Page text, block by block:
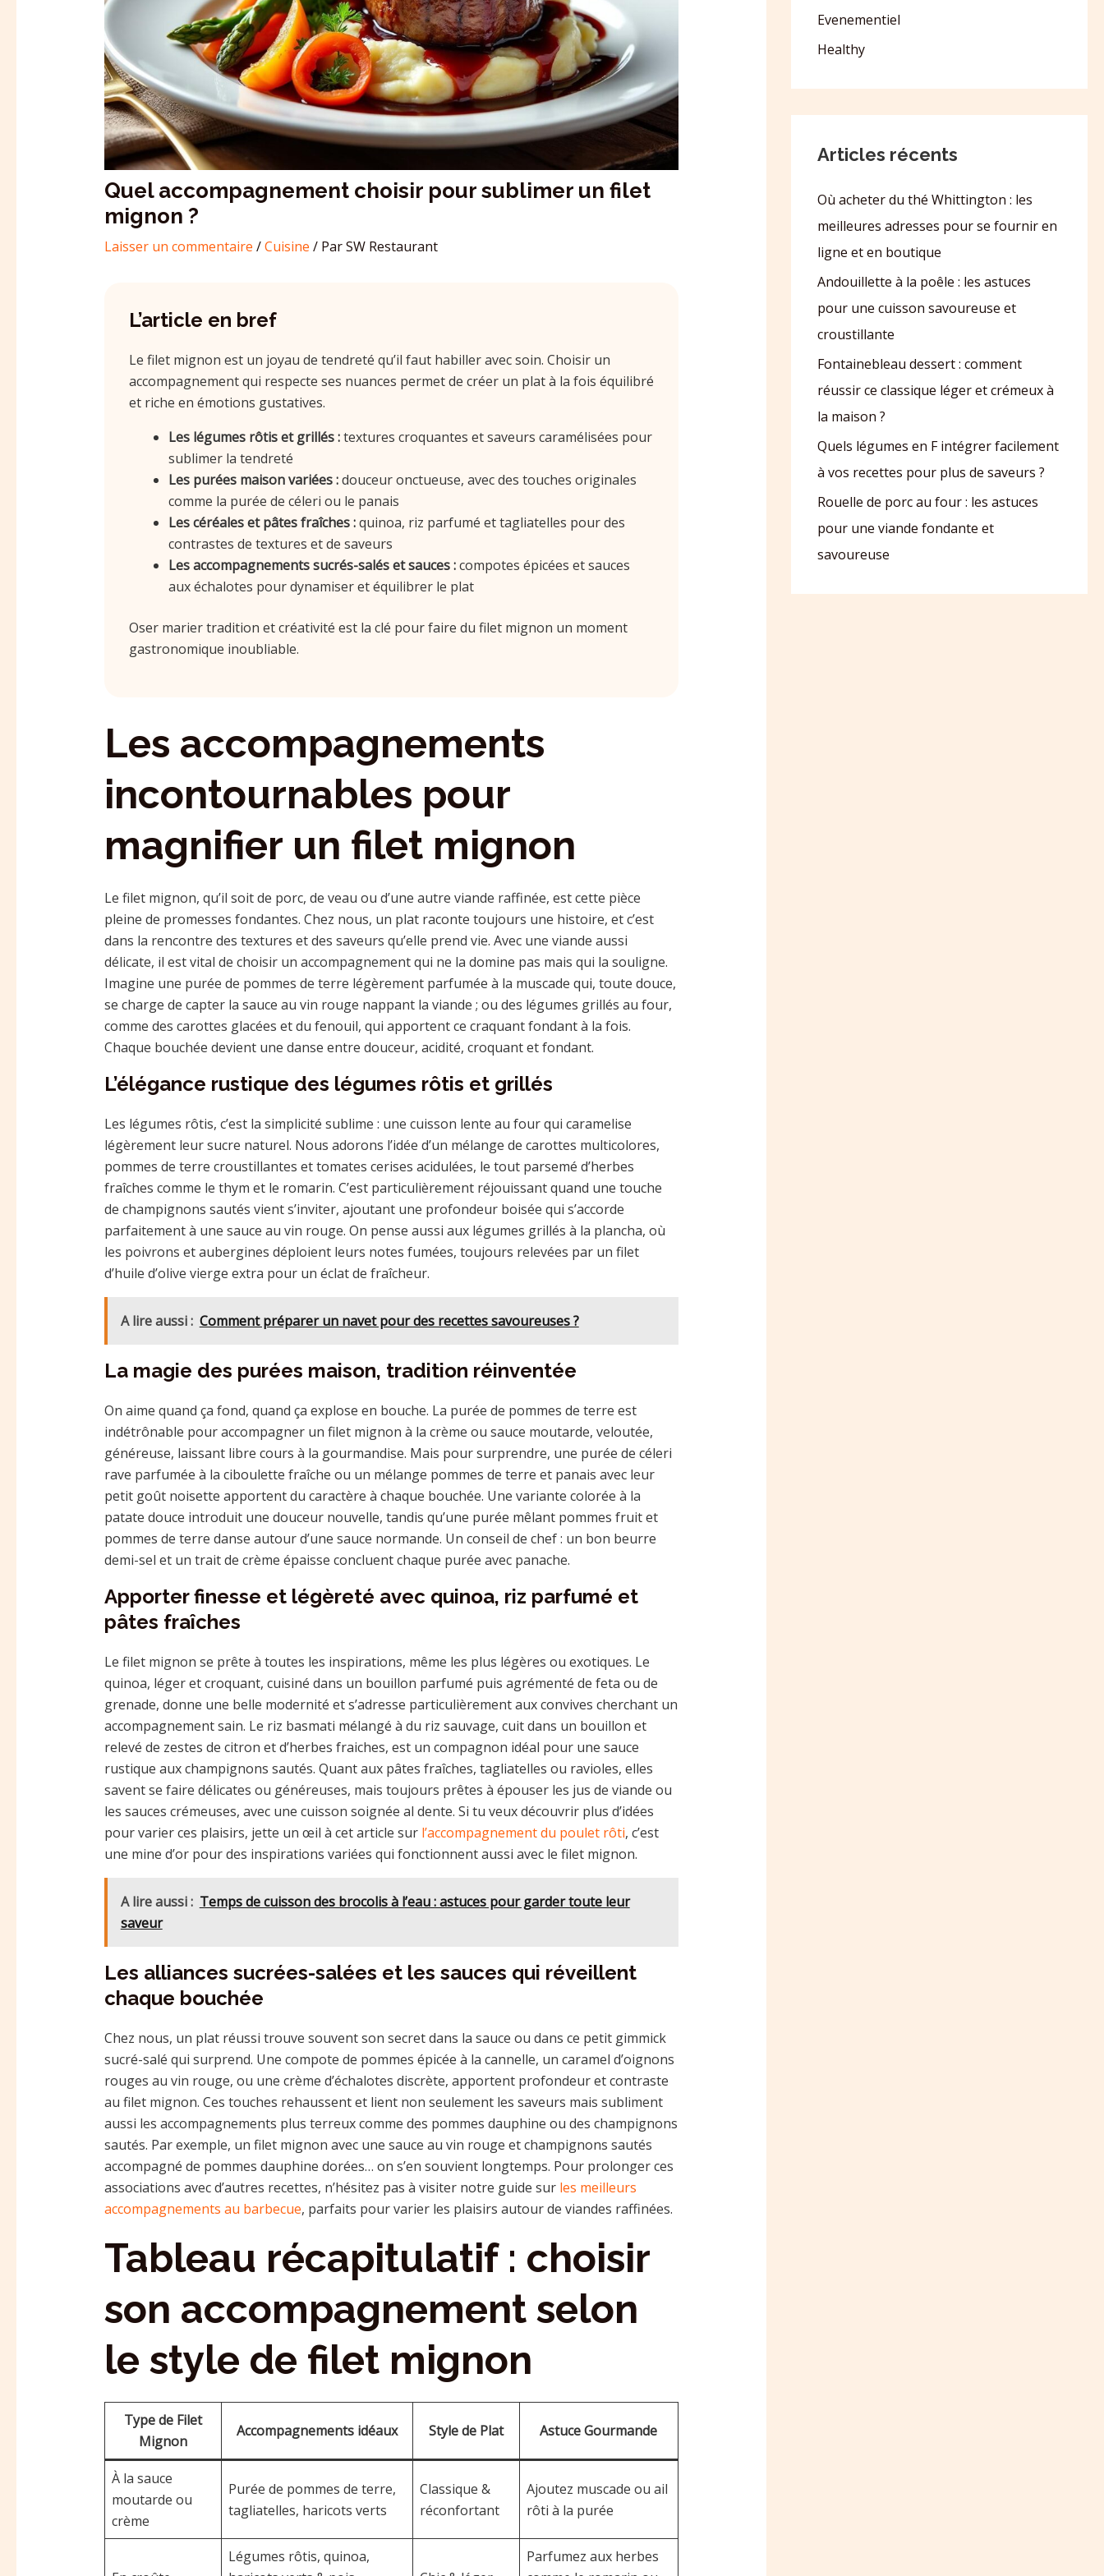
Quel accompagnement choisir pour sublimer un filet
mignon ?
Laisser un commentaire /Cuisine / ParSW Restaurant
L’article en bref
Le filet mignon est un joyau de tendreté qu’il faut habiller avec soin. Choisir un
accompagnement qui respecte ses nuances permet de créer un plat à la fois équilibré
et riche en émotions gustatives.
Les légumes rôtis et grillés :textures croquantes et saveurs caramélisées pour
sublimer la tendreté
Les purées maison variées :douceur onctueuse, avec des touches originales
comme la purée de céleri ou le panais
Les céréales et pâtes fraîches :quinoa, riz parfumé et tagliatelles pour des
contrastes de textures et de saveurs
Les accompagnements sucrés-salés et sauces :compotes épicées et sauces
aux échalotes pour dynamiser et équilibrer le plat
Oser marier tradition et créativité est la clé pour faire du filet mignon un moment
gastronomique inoubliable.
Les accompagnements
incontournables pour
magnifier un filet mignon
Le filet mignon, qu’il soit de porc, de veau ou d’une autre viande raffinée, est cette pièce
pleine de promesses fondantes. Chez nous, un plat raconte toujours une histoire, et c’est
dans la rencontre des textures et des saveurs qu’elle prend vie. Avec une viande aussi
délicate, il est vital de choisir un accompagnement qui ne la domine pas mais qui la souligne.
Imagine une purée de pommes de terre légèrement parfumée à la muscade qui, toute douce,
se charge de capter la sauce au vin rouge nappant la viande ; ou des légumes grillés au four,
comme des carottes glacées et du fenouil, qui apportent ce craquant fondant à la fois.
Chaque bouchée devient une danse entre douceur, acidité, croquant et fondant.
L’élégance rustique des légumes rôtis et grillés
Les légumes rôtis, c’est la simplicité sublime : une cuisson lente au four qui caramelise
légèrement leur sucre naturel. Nous adorons l’idée d’un mélange de carottes multicolores,
pommes de terre croustillantes et tomates cerises acidulées, le tout parsemé d’herbes
fraîches comme le thym et le romarin. C’est particulièrement réjouissant quand une touche
de champignons sautés vient s’inviter, ajoutant une profondeur boisée qui s’accorde
parfaitement à une sauce au vin rouge. On pense aussi aux légumes grillés à la plancha, où
les poivrons et aubergines déploient leurs notes fumées, toujours relevées par un filet
d’huile d’olive vierge extra pour un éclat de fraîcheur.
A lire aussi : Comment préparer un navet pour des recettes savoureuses ?
La magie des purées maison, tradition réinventée
On aime quand ça fond, quand ça explose en bouche. La purée de pommes de terre est
indétrônable pour accompagner un filet mignon à la crème ou sauce moutarde, veloutée,
généreuse, laissant libre cours à la gourmandise. Mais pour surprendre, une purée de céleri
rave parfumée à la ciboulette fraîche ou un mélange pommes de terre et panais avec leur
petit goût noisette apportent du caractère à chaque bouchée. Une variante colorée à la
patate douce introduit une douceur nouvelle, tandis qu’une purée mêlant pommes fruit et
pommes de terre danse autour d’une sauce normande. Un conseil de chef : un bon beurre
demi-sel et un trait de crème épaisse concluent chaque purée avec panache.
Apporter finesse et légèreté avec quinoa, riz parfumé et
pâtes fraîches
Le filet mignon se prête à toutes les inspirations, même les plus légères ou exotiques. Le
quinoa, léger et croquant, cuisiné dans un bouillon parfumé puis agrémenté de feta ou de
grenade, donne une belle modernité et s’adresse particulièrement aux convives cherchant un
accompagnement sain. Le riz basmati mélangé à du riz sauvage, cuit dans un bouillon et
relevé de zestes de citron et d’herbes fraiches, est un compagnon idéal pour une sauce
rustique aux champignons sautés. Quant aux pâtes fraîches, tagliatelles ou ravioles, elles
savent se faire délicates ou généreuses, mais toujours prêtes à épouser les jus de viande ou
les sauces crémeuses, avec une cuisson soignée al dente. Si tu veux découvrir plus d’idées
pour varier ces plaisirs, jette un œil à cet article sur l’accompagnement du poulet rôti, c’est
une mine d’or pour des inspirations variées qui fonctionnent aussi avec le filet mignon.
A lire aussi : Temps de cuisson des brocolis à l’eau : astuces pour garder toute leur
saveur
Les alliances sucrées-salées et les sauces qui réveillent
chaque bouchée
Chez nous, un plat réussi trouve souvent son secret dans la sauce ou dans ce petit gimmick
sucré-salé qui surprend. Une compote de pommes épicée à la cannelle, un caramel d’oignons
rouges au vin rouge, ou une crème d’échalotes discrète, apportent profondeur et contraste
au filet mignon. Ces touches rehaussent et lient non seulement les saveurs mais subliment
aussi les accompagnements plus terreux comme des pommes dauphine ou des champignons
sautés. Par exemple, un filet mignon avec une sauce au vin rouge et champignons sautés
accompagné de pommes dauphine dorées… on s’en souvient longtemps. Pour prolonger ces
associations avec d’autres recettes, n’hésitez pas à visiter notre guide sur les meilleurs
accompagnements au barbecue, parfaits pour varier les plaisirs autour de viandes raffinées.
Tableau récapitulatif : choisir
son accompagnement selon
le style de filet mignon
Type de Filet
Mignon
Accompagnements idéaux Style de Plat Astuce Gourmande
À la sauce
moutarde ou
crème
Purée de pommes de terre,
tagliatelles, haricots verts
Classique &
réconfortant
Ajoutez muscade ou ail
rôti à la purée
Légumes rôtis, quinoa,
Parfumez aux herbes
Evenementiel
Healthy
Articles récents
Où acheter du thé Whittington : les
meilleures adresses pour se fournir en
ligne et en boutique
Andouillette à la poêle : les astuces
pour une cuisson savoureuse et
croustillante
Fontainebleau dessert : comment
réussir ce classique léger et crémeux à
la maison ?
Quels légumes en F intégrer facilement
à vos recettes pour plus de saveurs ?
Rouelle de porc au four : les astuces
pour une viande fondante et
savoureuse